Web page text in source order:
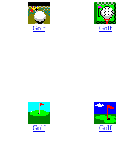
Golf Golf
Golf Golf